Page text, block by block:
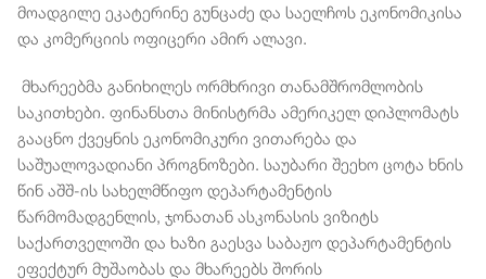
მოადგილე ეკატერინე გუნცაძე და საელჩოს ეკონომიკისა
და კომერციის ოფიცერი ამირ ალავი.
მხარეებმა განიხილეს ორმხრივი თანამშრომლობის
საკითხები. ფინანსთა მინისტრმა ამერიკელ დიპლომატს
გააცნო ქვეყნის ეკონომიკური ვითარება და
საშუალოვადიანი პროგნოზები. საუბარი შეეხო ცოტა ხნის
წინ აშშ-ის სახელმწიფო დეპარტამენტის
წარმომადგენლის, ჯონათან ასკონასის ვიზიტს
საქართველოში და ხაზი გაესვა საბაჟო დეპარტამენტის
ეფექტურ მუშაობას და მხარეებს შორის